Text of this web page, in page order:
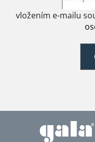
vložením e-mailu